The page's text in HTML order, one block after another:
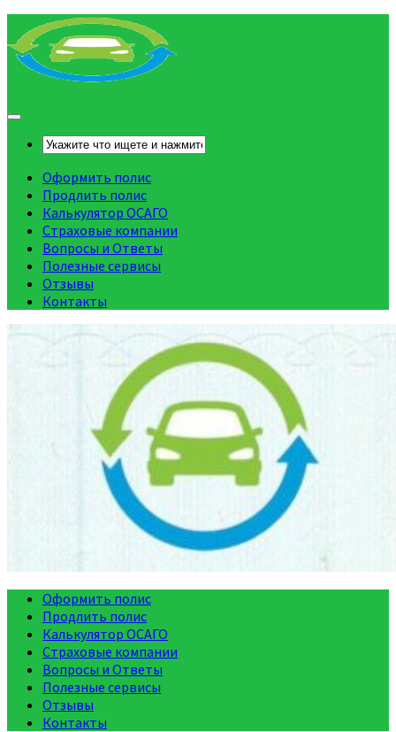
Оформить полис
Продлить полис
Калькулятор ОСАГО
Страховые компании
Вопросы и Ответы
Полезные сервисы
Отзывы
Контакты
Оформить полис
Продлить полис
Калькулятор ОСАГО
Страховые компании
Вопросы и Ответы
Полезные сервисы
Отзывы
Контакты